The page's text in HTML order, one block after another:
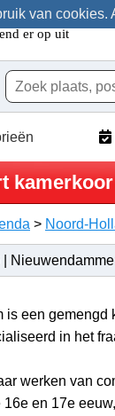
van
> Noord-
is een gemengd
in het
werken van
en 17e